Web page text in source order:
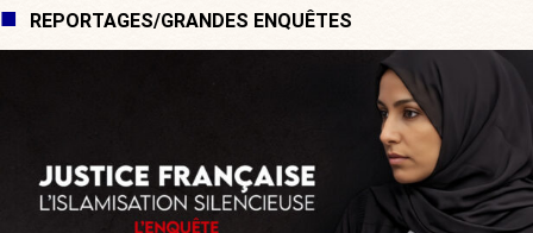
REPORTAGES/GRANDES ENQUÊTES